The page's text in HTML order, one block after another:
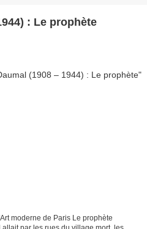
: Le prophète
moderne de Paris Le prophète